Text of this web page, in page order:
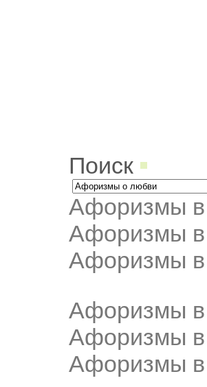
Поиск
Афоризмы в
Афоризмы в
Афоризмы в
Афоризмы в
Афоризмы в
Афоризмы в